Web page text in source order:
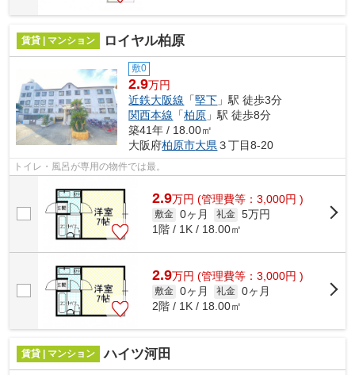
賃貸 | マンション ロイヤル柏原
敷0
2.9万円
近鉄大阪線 「堅下 」駅 徒歩3分
関西本線 「柏原 」駅 徒歩8分
築41年 / 18.00㎡
大阪府柏原市大県 ３丁目8-20
トイレ・風呂が専用の物件では最。
2.9万円 (管理費等：3,000円 )
敷金 0ヶ月 礼金 5万円
1階 / 1K / 18.00㎡
2.9万円 (管理費等：3,000円 )
敷金 0ヶ月 礼金 0ヶ月
2階 / 1K / 18.00㎡
賃貸 | マンション ハイツ河田